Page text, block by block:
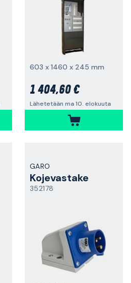
603 x 1460 x 245 mm
1 404,60 €
Lähetetään ma 10. elokuuta
GARO
Kojevastake
352178